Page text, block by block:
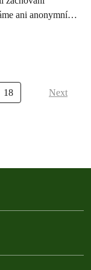
ani anonymní
zcela v souladu
údajů. Naše
18 Next